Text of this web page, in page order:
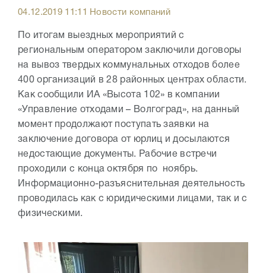
04.12.2019 11:11 Новости компаний
По итогам выездных мероприятий с
региональным оператором заключили договоры
на вывоз твердых коммунальных отходов более
400 организаций в 28 районных центрах области.
Как сообщили ИА «Высота 102» в компании
«Управление отходами – Волгоград», на данный
момент продолжают поступать заявки на
заключение договора от юрлиц и досылаются
недостающие документы. Рабочие встречи
проходили с конца октября по ноябрь.
Информационно-разъяснительная деятельность
проводилась как с юридическими лицами, так и с
физическими.